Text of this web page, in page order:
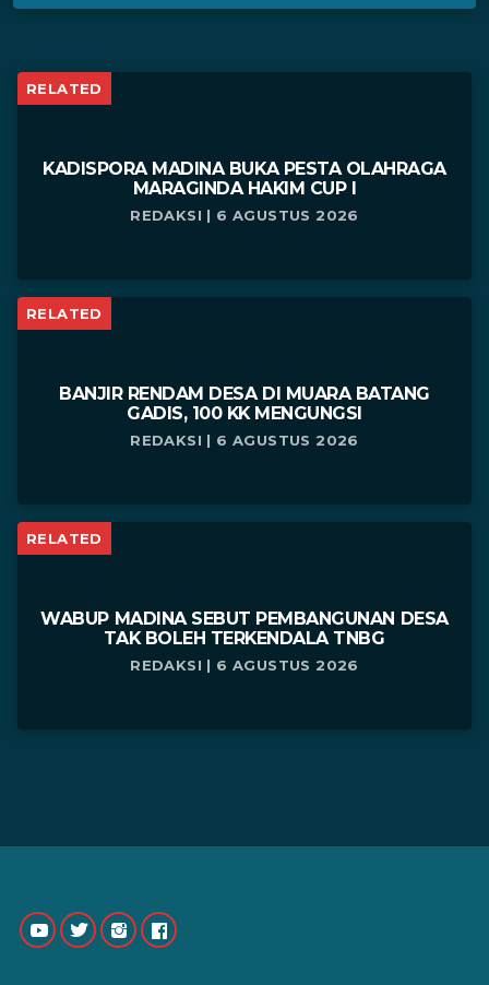
RELATED
KADISPORA MADINA BUKA PESTA OLAHRAGA
MARAGINDA HAKIM CUP I
REDAKSI | 6 AGUSTUS 2026
RELATED
BANJIR RENDAM DESA DI MUARA BATANG
GADIS, 100 KK MENGUNGSI
REDAKSI | 6 AGUSTUS 2026
RELATED
WABUP MADINA SEBUT PEMBANGUNAN DESA
TAK BOLEH TERKENDALA TNBG
REDAKSI | 6 AGUSTUS 2026